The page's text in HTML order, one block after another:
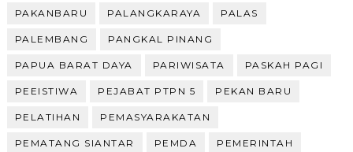
PAKANBARU PALANGKARAYA PALAS
PALEMBANG PANGKAL PINANG
PAPUA BARAT DAYA PARIWISATA PASKAH PAGI
PEEISTIWA PEJABAT PTPN 5 PEKAN BARU
PELATIHAN PEMASYARAKATAN
PEMATANG SIANTAR PEMDA PEMERINTAH